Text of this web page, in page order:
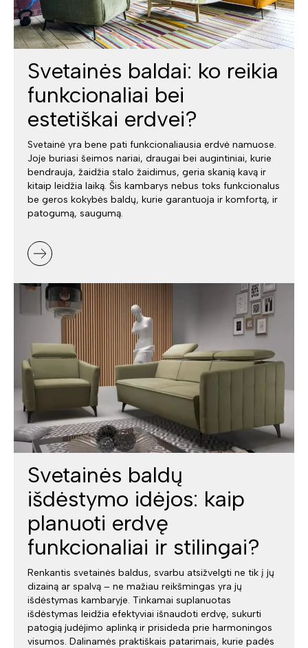
Svetainės baldai: ko reikia
funkcionaliai bei
estetiškai erdvei?
Svetainė yra bene pati funkcionaliausia erdvė namuose.
Joje buriasi šeimos nariai, draugai bei augintiniai, kurie
bendrauja, žaidžia stalo žaidimus, geria skanią kavą ir
kitaip leidžia laiką. Šis kambarys nebus toks funkcionalus
be geros kokybės baldų, kurie garantuoja ir komfortą, ir
patogumą, saugumą.
Svetainės baldų
išdėstymo idėjos: kaip
planuoti erdvę
funkcionaliai ir stilingai?
Renkantis svetainės baldus, svarbu atsižvelgti ne tik į jų
dizainą ar spalvą – ne mažiau reikšmingas yra jų
išdėstymas kambaryje. Tinkamai suplanuotas
išdėstymas leidžia efektyviai išnaudoti erdvę, sukurti
patogią judėjimo aplinką ir prisideda prie harmoningos
visumos. Dalinamės praktiškais patarimais, kurie padės